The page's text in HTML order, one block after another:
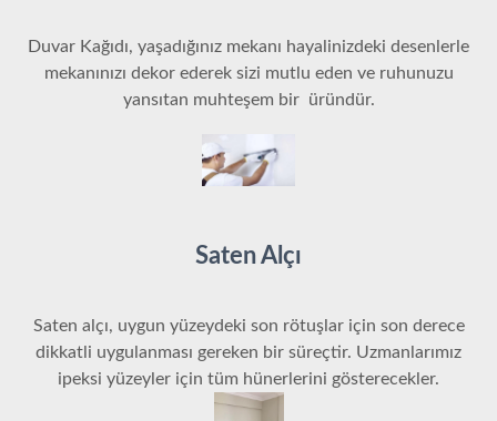
Duvar Kağıdı, yaşadığınız mekanı hayalinizdeki desenlerle
mekanınızı dekor ederek sizi mutlu eden ve ruhunuzu
yansıtan muhteşem bir üründür.
Saten Alçı
Saten alçı, uygun yüzeydeki son rötuşlar için son derece
dikkatli uygulanması gereken bir süreçtir. Uzmanlarımız
ipeksi yüzeyler için tüm hünerlerini gösterecekler.